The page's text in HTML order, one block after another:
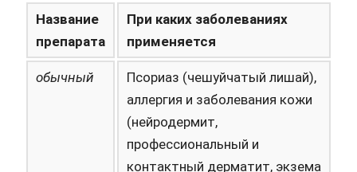
Название
препарата
При каких заболеваниях
применяется
обычный
Псориаз (чешуйчатый лишай),
аллергия и заболевания кожи
(нейродермит,
профессиональный и
контактный дерматит, экзема